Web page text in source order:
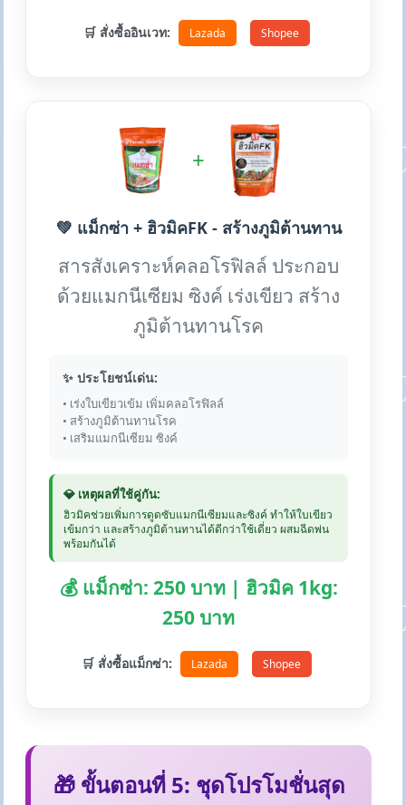
🛒 สั่งซื้ออินเวท: Lazada Shopee
+
💚 แม็กซ่า + ฮิวมิคFK - สร้างภูมิต้านทาน
สารสังเคราะห์คลอโรฟิลล์ ประกอบ
ด้วยแมกนีเซียม ซิงค์ เร่งเขียว สร้าง
ภูมิต้านทานโรค
✨ ประโยชน์เด่น:
• เร่งใบเขียวเข้ม เพิ่มคลอโรฟิลล์
• สร้างภูมิต้านทานโรค
• เสริมแมกนีเซียม ซิงค์
💎 เหตุผลที่ใช้คู่กัน:
ฮิวมิคช่วยเพิ่มการดูดซับแมกนีเซียมและซิงค์ ทำให้ใบเขียว
เข้มกว่า และสร้างภูมิต้านทานได้ดีกว่าใช้เดี่ยว ผสมฉีดพ่น
พร้อมกันได้
💰 แม็กซ่า: 250 บาท | ฮิวมิค 1kg:
250 บาท
🛒 สั่งซื้อแม็กซ่า: Lazada Shopee
🎁 ขั้นตอนที่ 5: ชุดโปรโมชั่นสุด